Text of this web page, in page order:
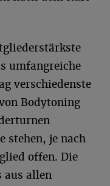
umfangreiche
verschiedenste
Bodytoning
stehen, je nach
offen. Die
aus allen